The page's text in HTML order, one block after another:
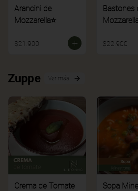
Arancini de
Mozzarella⭐
$21.900
Bastones
$22.900
Zuppe Ver más
Crema de Tomate Sopa